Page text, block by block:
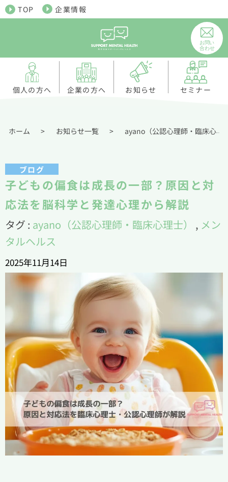
TOP 企業情報
個人の方へ 企業の方へ お知らせ セミナー
ホーム > お知らせ一覧 > ayano（公認心理師・臨床心理士）
ブログ
子どもの偏食は成長の一部？原因と対
応法を脳科学と発達心理から解説
タグ : ayano（公認心理師・臨床心理士） , メン
タルヘルス
2025年11月14日